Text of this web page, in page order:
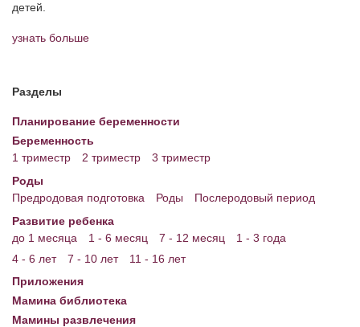
детей.
узнать больше
Разделы
Планирование беременности
Беременность
1 триместр
2 триместр
3 триместр
Роды
Предродовая подготовка
Роды
Послеродовый период
Развитие ребенка
до 1 месяца
1 - 6 месяц 7 - 12 месяц
1 - 3 года
4 - 6 лет
7 - 10 лет
11 - 16 лет
Приложения
Мамина библиотека
Мамины развлечения